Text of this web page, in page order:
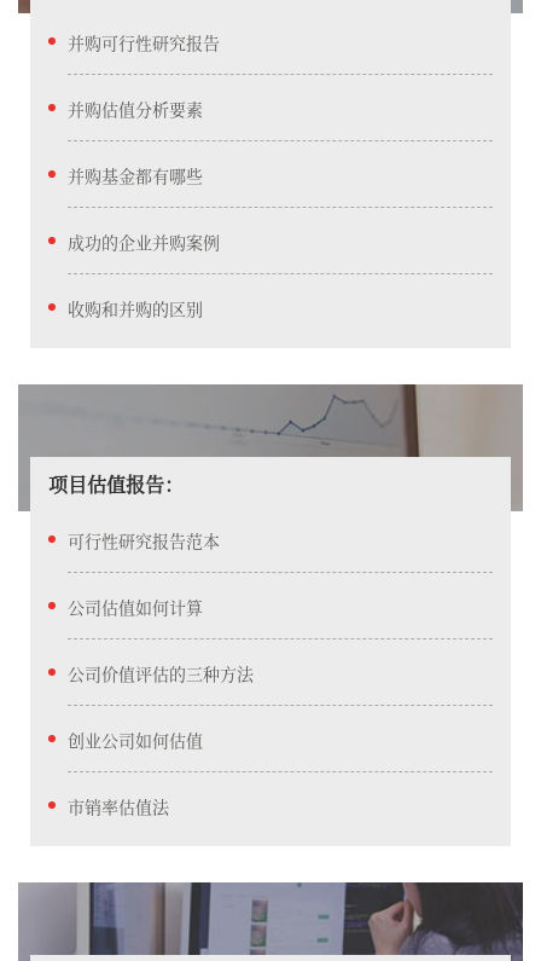
并购可行性研究报告
并购估值分析要素
并购基金都有哪些
成功的企业并购案例
收购和并购的区别
项目估值报告：
可行性研究报告范本
公司估值如何计算
公司价值评估的三种方法
创业公司如何估值
市销率估值法